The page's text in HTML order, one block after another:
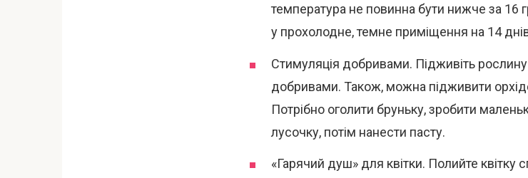
температура не повинна бути нижче за 16
у прохолодне, темне приміщення на 14
Стимуляція добривами. Підживіть
добривами. Також, можна підживити
Потрібно оголити бруньку, зробити
лусочку, потім нанести пасту.
«Гарячий душ» для квітки. Полийте квітку